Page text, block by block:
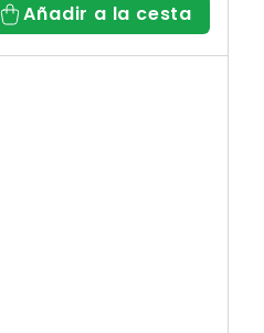
Añadir a la cesta